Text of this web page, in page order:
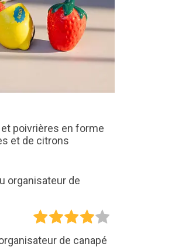
poivrières en forme
et de citrons
de canapé